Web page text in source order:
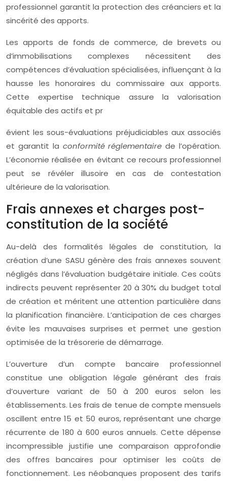
professionnel garantit la protection des créanciers et la
sincérité des apports.
Les apports de fonds de commerce, de brevets ou
d’immobilisations complexes nécessitent des
compétences d’évaluation spécialisées, influençant à la
hausse les honoraires du commissaire aux apports.
Cette expertise technique assure la valorisation
équitable des actifs et pr
évient les sous-évaluations préjudiciables aux associés
et garantit la conformité réglementaire de l’opération.
L’économie réalisée en évitant ce recours professionnel
peut se révéler illusoire en cas de contestation
ultérieure de la valorisation.
Frais annexes et charges post-
constitution de la société
Au-delà des formalités légales de constitution, la
création d’une SASU génère des frais annexes souvent
négligés dans l’évaluation budgétaire initiale. Ces coûts
indirects peuvent représenter 20 à 30% du budget total
de création et méritent une attention particulière dans
la planification financière. L’anticipation de ces charges
évite les mauvaises surprises et permet une gestion
optimisée de la trésorerie de démarrage.
L’ouverture d’un compte bancaire professionnel
constitue une obligation légale générant des frais
d’ouverture variant de 50 à 200 euros selon les
établissements. Les frais de tenue de compte mensuels
oscillent entre 15 et 50 euros, représentant une charge
récurrente de 180 à 600 euros annuels. Cette dépense
incompressible justifie une comparaison approfondie
des offres bancaires pour optimiser les coûts de
fonctionnement. Les néobanques proposent des tarifs